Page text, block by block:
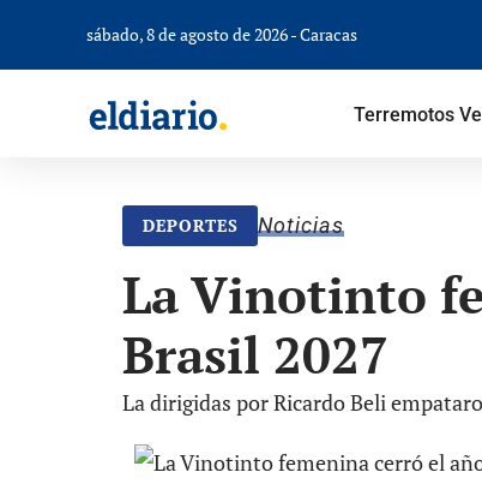
sábado, 8 de agosto de 2026 - Caracas
Terremotos
DEPORTES Noticias
La Vinotinto
Brasil 2027
La dirigidas por Ricardo Beli